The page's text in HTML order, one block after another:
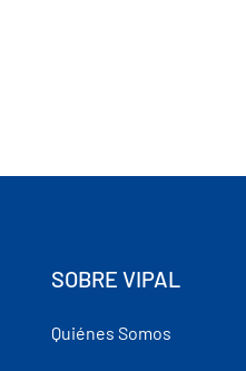
SOBRE VIPAL
Quiénes Somos